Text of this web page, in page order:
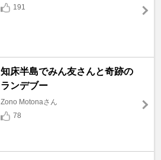
191
知床半島でみん友さんと奇跡の
ランデブー
Zono Motonaさん
78